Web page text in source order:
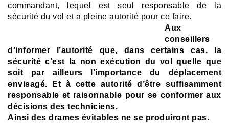
commandant, lequel est seul responsable de la
sécurité du vol et a pleine autorité pour ce faire.
Aux
conseillers
d’informer l’autorité que, dans certains cas, la
sécurité c’est la non exécution du vol quelle que
soit par ailleurs l’importance du déplacement
envisagé. Et à cette autorité d’être suffisamment
responsable et raisonnable pour se conformer aux
décisions des techniciens.
Ainsi des drames évitables ne se produiront pas.